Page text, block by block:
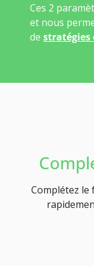
Ces 2
et nous
de stratégies
Complétez le